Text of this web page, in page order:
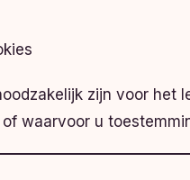
zijn voor het
waarvoor u